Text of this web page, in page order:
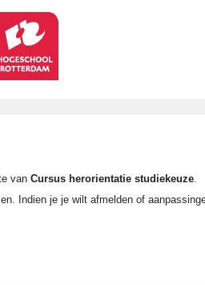
van Cursus herorientatie studiekeuze.
Indien je je wilt afmelden of